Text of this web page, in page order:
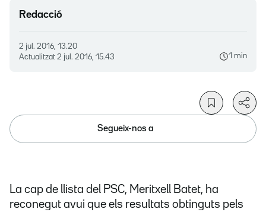
Redacció
2 jul. 2016, 13.20
Actualitzat 2 jul. 2016, 15.43 1 min
Segueix-nos a
La cap de llista del PSC, Meritxell Batet, ha
reconegut avui que els resultats obtinguts pels